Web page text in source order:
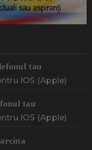
tau
IOS (Apple)
tau
IOS (Apple)